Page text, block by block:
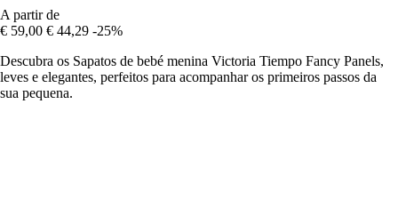
A partir de
€ 59,00 € 44,29 -25%
Descubra os Sapatos de bebé menina Victoria Tiempo Fancy Panels,
leves e elegantes, perfeitos para acompanhar os primeiros passos da
sua pequena.